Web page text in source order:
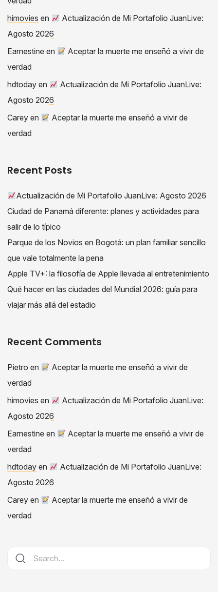
himovies en
Actualización de Mi Portafolio JuanLive:
Agosto 2026
Earnestine en
Aceptar la muerte me enseñó a vivir de
verdad
hdtoday en
Actualización de Mi Portafolio JuanLive:
Agosto 2026
Carey en
Aceptar la muerte me enseñó a vivir de
verdad
Recent Posts
Actualización de Mi Portafolio JuanLive: Agosto 2026
Ciudad de Panamá diferente: planes y actividades para
salir de lo típico
Parque de los Novios en Bogotá: un plan familiar sencillo
que vale totalmente la pena
Apple TV+: la filosofía de Apple llevada al entretenimiento
Qué hacer en las ciudades del Mundial 2026: guía para
viajar más allá del estadio
Recent Comments
Pietro en
Aceptar la muerte me enseñó a vivir de
verdad
himovies en
Actualización de Mi Portafolio JuanLive:
Agosto 2026
Earnestine en
Aceptar la muerte me enseñó a vivir de
verdad
hdtoday en
Actualización de Mi Portafolio JuanLive:
Agosto 2026
Carey en
Aceptar la muerte me enseñó a vivir de
verdad